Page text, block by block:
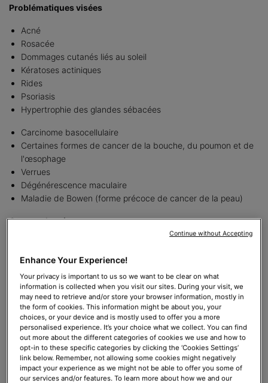
Problématiques visées
Acné
Rosacée
Dommages cutanés liés au soleil
Kératoses actiniques
Rides
Psoriasis
Hypertrophie des glandes sébacées
Carcinome basocellulaire
Certaines formes de cancer de la bouche, du poumon et de
l'œsophage
Verrues
Dégénérescence maculaire
Maladie de Bowen (forme précoce de cancer de la peau)
Gamme de prix
De 93 euros à 3700 € en fonction de l'emplacement, de
utilisés. La thérapie photodynamique peut également être prise
en partie en charge par l’assurance maladie .
Délai de rétablissement
Toutes les formes de thérapie photodynamique entraînent une
sensibilité accrue à la lumière pendant les 48 à 72 premières
heures. Toutes les formes de lumière naturelle doivent être
évitées et l’utilisation d’un écran solaire avec au moins un SPF
30 est recommandée même si vous restez à l’intérieur. En
général, une brûlure ou une sensation de picotement sur la zone
Enhance Your Experience!
Your privacy is important to us so we want to be clear on what
information is collected when you visit our sites. During your visit, we
may need to retrieve and/or store your browser information, mostly in
the form of cookies. This information might be about you, your
choices, or your device and is mostly used to offer you a more
personalised experience. It’s your choice what we collect. You can find
out more about the different categories of cookies we use and how to
opt-in to these specific categories by clicking the ‘Cookies Settings’
link below. Remember, not allowing some cookies might negatively
impact your experience as we might not be able to offer you some of
our services and/or features. To learn more about how we and our
Continue without Accepting